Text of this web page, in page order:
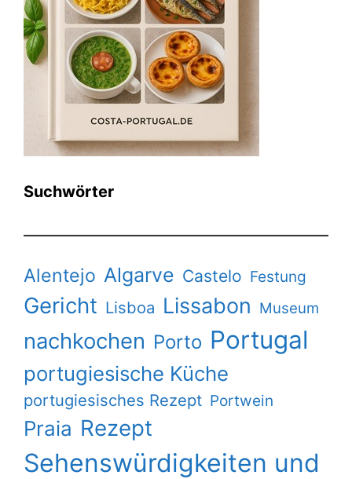
Suchwörter
Alentejo Algarve Castelo Festung
Gericht Lisboa Lissabon Museum
nachkochen Porto Portugal
portugiesische Küche
portugiesisches Rezept Portwein
Praia Rezept
Sehenswürdigkeiten und